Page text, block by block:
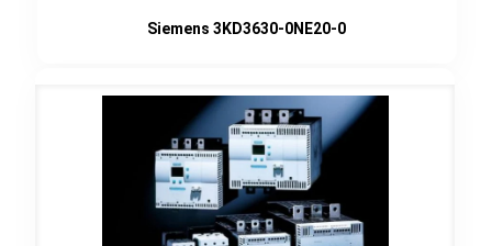
Siemens 3KD3630-0NE20-0